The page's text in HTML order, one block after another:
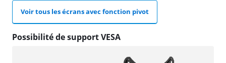
Voir tous les écrans avec fonction pivot
Possibilité de support VESA